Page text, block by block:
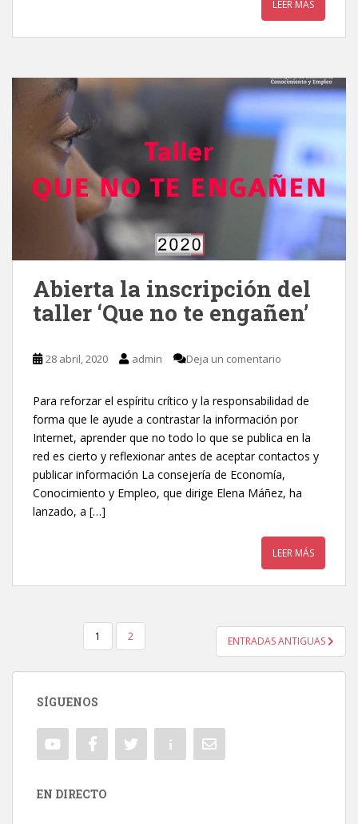
LEER MÁS
Abierta la inscripción del
taller ‘Que no te engañen’
28 abril, 2020 admin Deja un comentario
Para reforzar el espíritu crítico y la responsabilidad de
forma que le ayude a contrastar la información por
Internet, aprender que no todo lo que se publica en la
red es cierto y reflexionar antes de aceptar contactos y
publicar información La consejería de Economía,
Conocimiento y Empleo, que dirige Elena Máñez, ha
lanzado, a […]
LEER MÁS
NAVEGACIÓN DE ENTRADAS
1 2 ENTRADAS ANTIGUAS
SÍGUENOS
EN DIRECTO